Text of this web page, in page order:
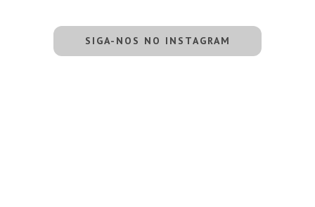
SIGA-NOS NO INSTAGRAM